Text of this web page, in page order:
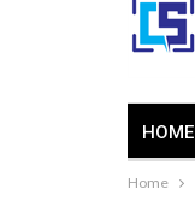
HOME
Home